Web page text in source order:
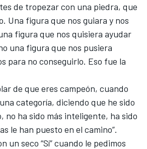
de tropezar con una piedra, que
Una figura que nos guiara y nos
figura que nos quisiera ayudar
una figura que nos pusiera
para no conseguirlo. Eso fue la
de que eres campeón, cuando
categoría, diciendo que he sido
no ha sido más inteligente, ha sido
le han puesto en el camino”.
un seco “Sí” cuando le pedimos